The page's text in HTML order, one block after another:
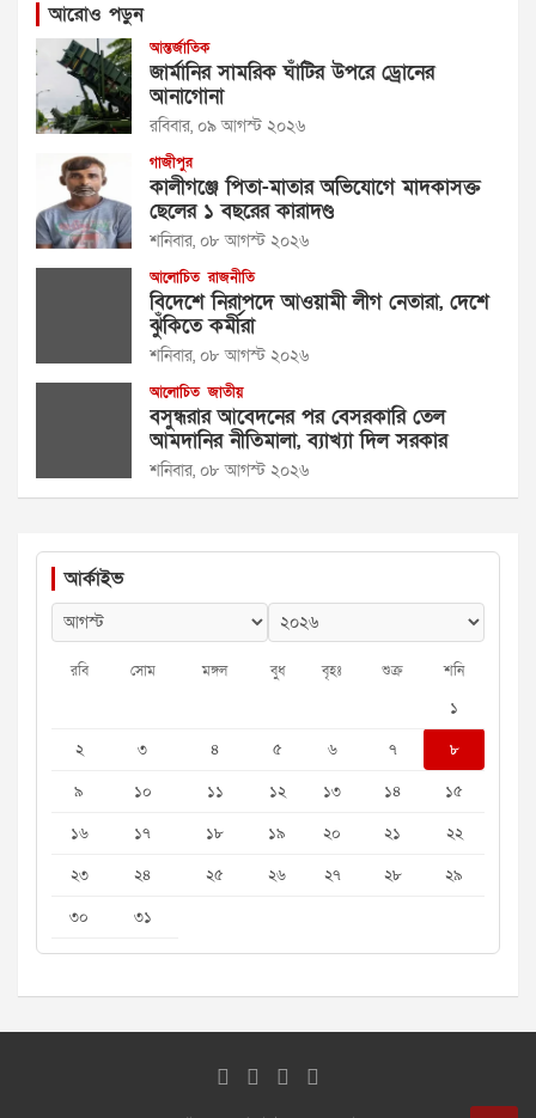
আরোও পড়ুন
আন্তর্জাতিক
জার্মানির সামরিক ঘাঁটির উপরে ড্রোনের
আনাগোনা
রবিবার, ০৯ আগস্ট ২০২৬
গাজীপুর
কালীগঞ্জে পিতা-মাতার অভিযোগে মাদকাসক্ত
ছেলের ১ বছরের কারাদণ্ড
শনিবার, ০৮ আগস্ট ২০২৬
আলোচিত রাজনীতি
বিদেশে নিরাপদে আওয়ামী লীগ নেতারা, দেশে
ঝুঁকিতে কর্মীরা
শনিবার, ০৮ আগস্ট ২০২৬
আলোচিত জাতীয়
বসুন্ধরার আবেদনের পর বেসরকারি তেল
আমদানির নীতিমালা, ব্যাখ্যা দিল সরকার
শনিবার, ০৮ আগস্ট ২০২৬
আর্কাইভ
রবি সোম মঙ্গল বুধ বৃহঃ শুক্র শনি
১
২
৩ ৪ ৫ ৬ ৭
৮
৯
১০ ১১ ১২ ১৩ ১৪
১৫
১৬
১৭ ১৮ ১৯ ২০ ২১
২২
২৩
২৪ ২৫ ২৬ ২৭ ২৮
২৯
৩০
৩১